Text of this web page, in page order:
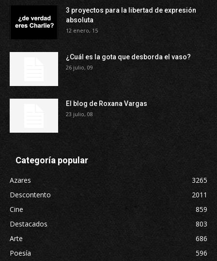
3 proyectos para la libertad de expresión
absoluta
12 enero, 15
¿Cuál es la gota que desborda el vaso?
26 julio, 09
El blog de Roxana Vargas
23 julio, 08
Categoría popular
Azares
3265
Descontento
2011
Cine
859
Destacados
803
Arte
686
Poesía
596